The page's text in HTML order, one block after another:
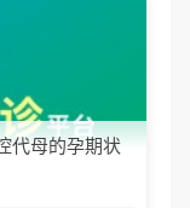
代母的孕期状